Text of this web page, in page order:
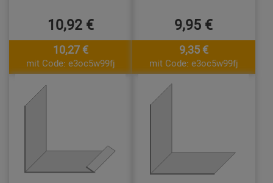
10,92 €
10,27 €
mit Code: e3oc5w99fj
9,95 €
9,35 €
mit Code: e3oc5w99fj